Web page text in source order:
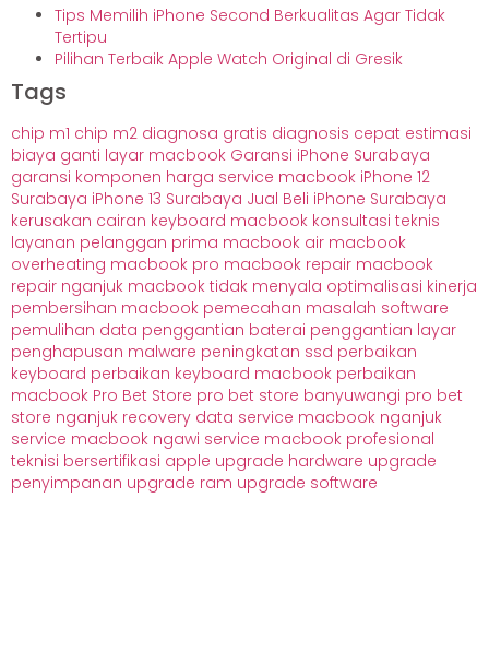
Tips Memilih iPhone Second Berkualitas Agar Tidak
Tertipu
Pilihan Terbaik Apple Watch Original di Gresik
Tags
chip m1 chip m2 diagnosa gratis diagnosis cepat estimasi
biaya ganti layar macbook Garansi iPhone Surabaya
garansi komponen harga service macbook iPhone 12
Surabaya iPhone 13 Surabaya Jual Beli iPhone Surabaya
kerusakan cairan keyboard macbook konsultasi teknis
layanan pelanggan prima macbook air macbook
overheating macbook pro macbook repair macbook
repair nganjuk macbook tidak menyala optimalisasi kinerja
pembersihan macbook pemecahan masalah software
pemulihan data penggantian baterai penggantian layar
penghapusan malware peningkatan ssd perbaikan
keyboard perbaikan keyboard macbook perbaikan
macbook Pro Bet Store pro bet store banyuwangi pro bet
store nganjuk recovery data service macbook nganjuk
service macbook ngawi service macbook profesional
teknisi bersertifikasi apple upgrade hardware upgrade
penyimpanan upgrade ram upgrade software